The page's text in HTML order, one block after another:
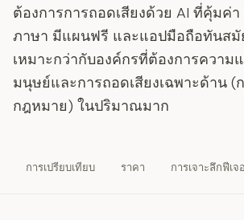
ต้องการการถอดเสียงด้วย AI ที่คุ้มค่า
ภาษา มีแผนฟรี และแอปมือถือทันสมั
เหมาะกว่ากับองค์กรที่ต้องการความ
มนุษย์และการถอดเสียงเฉพาะด้าน
กฎหมาย) ในปริมาณมาก
การเปรียบเทียบ ราคา การเจาะลึกฟีเจ